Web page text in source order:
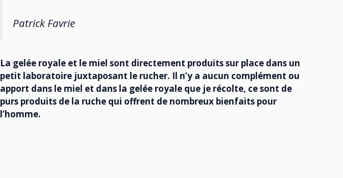
Patrick Favrie
La gelée royale et le miel sont directement produits sur place dans un
petit laboratoire juxtaposant le rucher. Il n’y a aucun complément ou
apport dans le miel et dans la gelée royale que je récolte, ce sont de
purs produits de la ruche qui offrent de nombreux bienfaits pour
l’homme.